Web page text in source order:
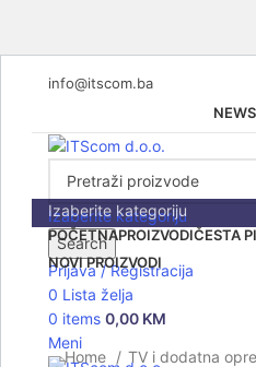
info@itscom.ba
Izaberite kategoriju
Search
Prijava / Registracija
0 Lista želja
0 items 0,00 KM
Meni
Izaberite kategoriju
POČETNAPROIZVODIČESTA
NOVI PROIZVODI
Rasprodato
Click to enlarge
Home
TV i dodatna